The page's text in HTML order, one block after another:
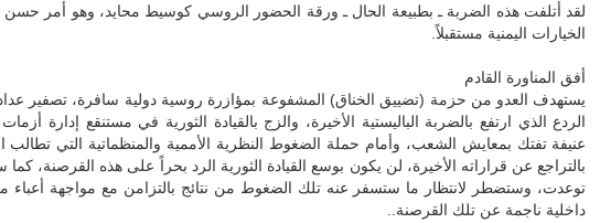
لقد أتلفت هذه الضربة ـ بطبيعة الحال ـ ورقة الحضور الروسي كوسيط محايد، وهو أمر
الخيارات اليمنية مستقبلاً.
أفق المناورة القادم
يستهدف العدو من حزمة (تضييق الخناق) المشفوعة بمؤازرة روسية دولية سافرة، تصفير
الردع الذي ارتفع بالضربة الباليستية الأخيرة، والزج بالقيادة الثورية في مستنقع إدارة أزمات
عنيفة تفتك بمعايش الشعب، وأمام حملة الضغوط النظرية الأممية والمنظماتية التي تطالب
بالتراجع عن قراراته الأخيرة، لن يكون بوسع القيادة الثورية الرد بحراً على هذه القرصنة،
توعدت، وستضطر لانتظار ما ستسفر عنه تلك الضغوط من نتائج بالتزامن مع مواجهة أعباء
داخلية ناجمة عن تلك القرصنة..